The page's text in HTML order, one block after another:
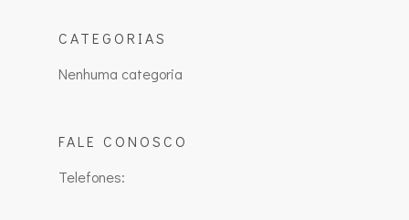
CATEGORIAS
Nenhuma categoria
FALE CONOSCO
Telefones: